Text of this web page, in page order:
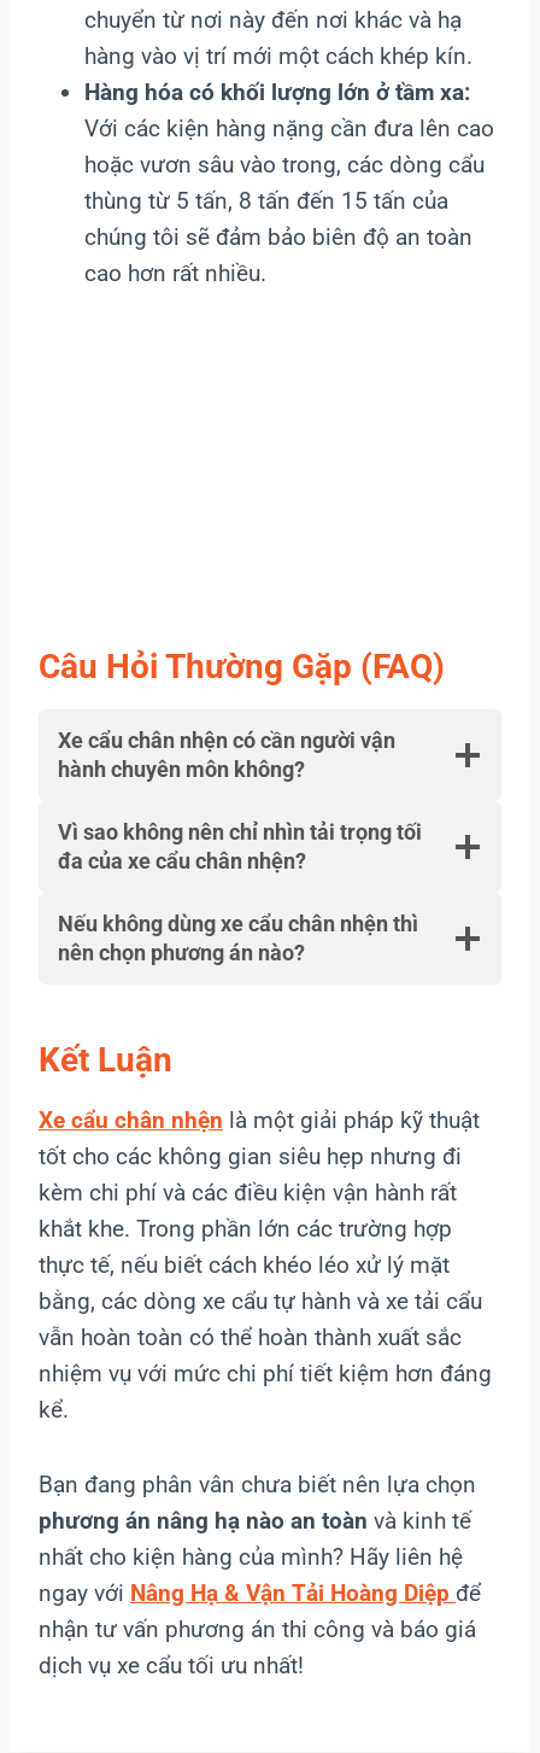
chuyển từ nơi này đến nơi khác và hạ
hàng vào vị trí mới một cách khép kín.
Hàng hóa có khối lượng lớn ở tầm xa:
Với các kiện hàng nặng cần đưa lên cao
hoặc vươn sâu vào trong, các dòng cẩu
thùng từ 5 tấn, 8 tấn đến 15 tấn của
chúng tôi sẽ đảm bảo biên độ an toàn
cao hơn rất nhiều.
Câu Hỏi Thường Gặp (FAQ)
Xe cẩu chân nhện có cần người vận
hành chuyên môn không?
Vì sao không nên chỉ nhìn tải trọng tối
đa của xe cẩu chân nhện?
Nếu không dùng xe cẩu chân nhện thì
nên chọn phương án nào?
Kết Luận
Xe cẩu chân nhện là một giải pháp kỹ thuật
tốt cho các không gian siêu hẹp nhưng đi
kèm chi phí và các điều kiện vận hành rất
khắt khe. Trong phần lớn các trường hợp
thực tế, nếu biết cách khéo léo xử lý mặt
bằng, các dòng xe cẩu tự hành và xe tải cẩu
vẫn hoàn toàn có thể hoàn thành xuất sắc
nhiệm vụ với mức chi phí tiết kiệm hơn đáng
kể.
Bạn đang phân vân chưa biết nên lựa chọn
phương án nâng hạ nào an toàn và kinh tế
nhất cho kiện hàng của mình? Hãy liên hệ
ngay với Nâng Hạ & Vận Tải Hoàng Diệp để
nhận tư vấn phương án thi công và báo giá
dịch vụ xe cẩu tối ưu nhất!